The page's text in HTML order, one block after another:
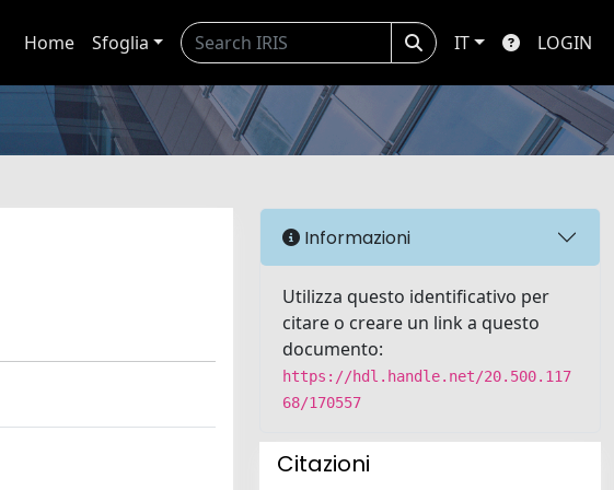
Home Sfoglia IT LOGIN
Informazioni
Utilizza questo identificativo per
citare o creare un link a questo
documento:
https://hdl.handle.net/20.500.117
68/170557
Citazioni